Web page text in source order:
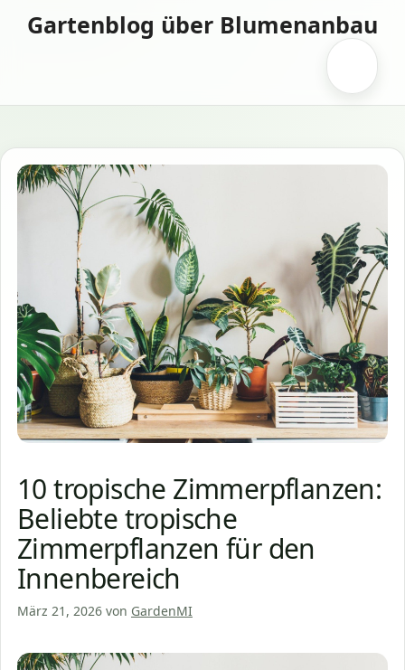
InhaltGartenblog über Blumenanbau
10 tropische Zimmerpflanzen:
Beliebte tropische
Zimmerpflanzen für den
Innenbereich
März 21, 2026 von GardenMI